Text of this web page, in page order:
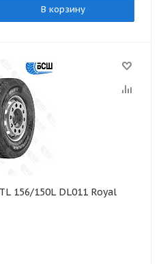
В корзину
156/150L DL011 Royal